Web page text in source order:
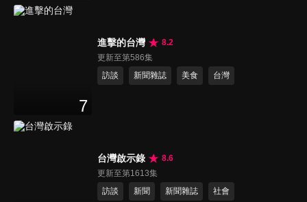
7
進擊的台灣
8.2
更新至第586集
訪談
新聞雜誌 美食 台灣
台灣啟示錄
8.6
更新至第1613集
訪談
新聞 新聞雜誌 社會